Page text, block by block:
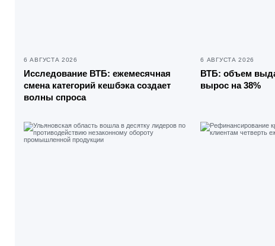
6 АВГУСТА 2026
Исследование ВТБ: ежемесячная
смена категорий кешбэка создает
волны спроса
6 АВГУСТА 2026
ВТБ: объем
вырос на 38%